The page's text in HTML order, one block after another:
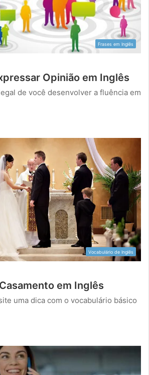
Frases em Inglês
Opinião em Inglês
de você desenvolver a fluência em
Vocabulário de Inglês
em Inglês
uma dica com o vocabulário básico